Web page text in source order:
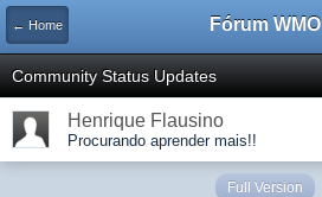
← Home Fórum WMO
Community Status Updates
Henrique Flausino
Procurando aprender mais!!
Full Version